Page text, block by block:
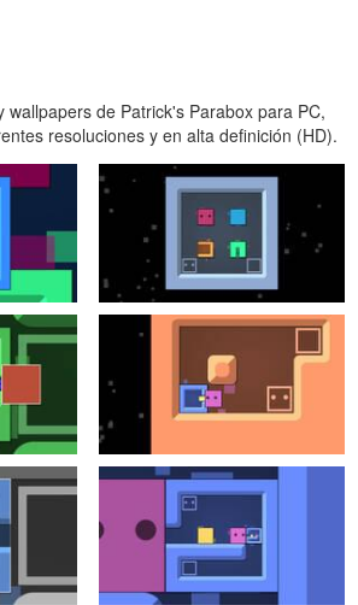
de Patrick's Parabox para PC,
resoluciones y en alta definición (HD).